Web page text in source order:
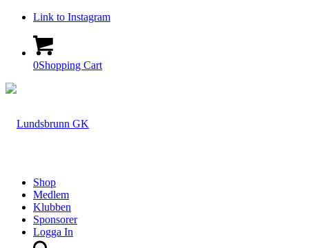
Link to Instagram
0Shopping Cart
Shop
Medlem
Klubben
Sponsorer
Logga In